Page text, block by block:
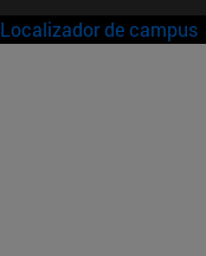
Localizador de campus